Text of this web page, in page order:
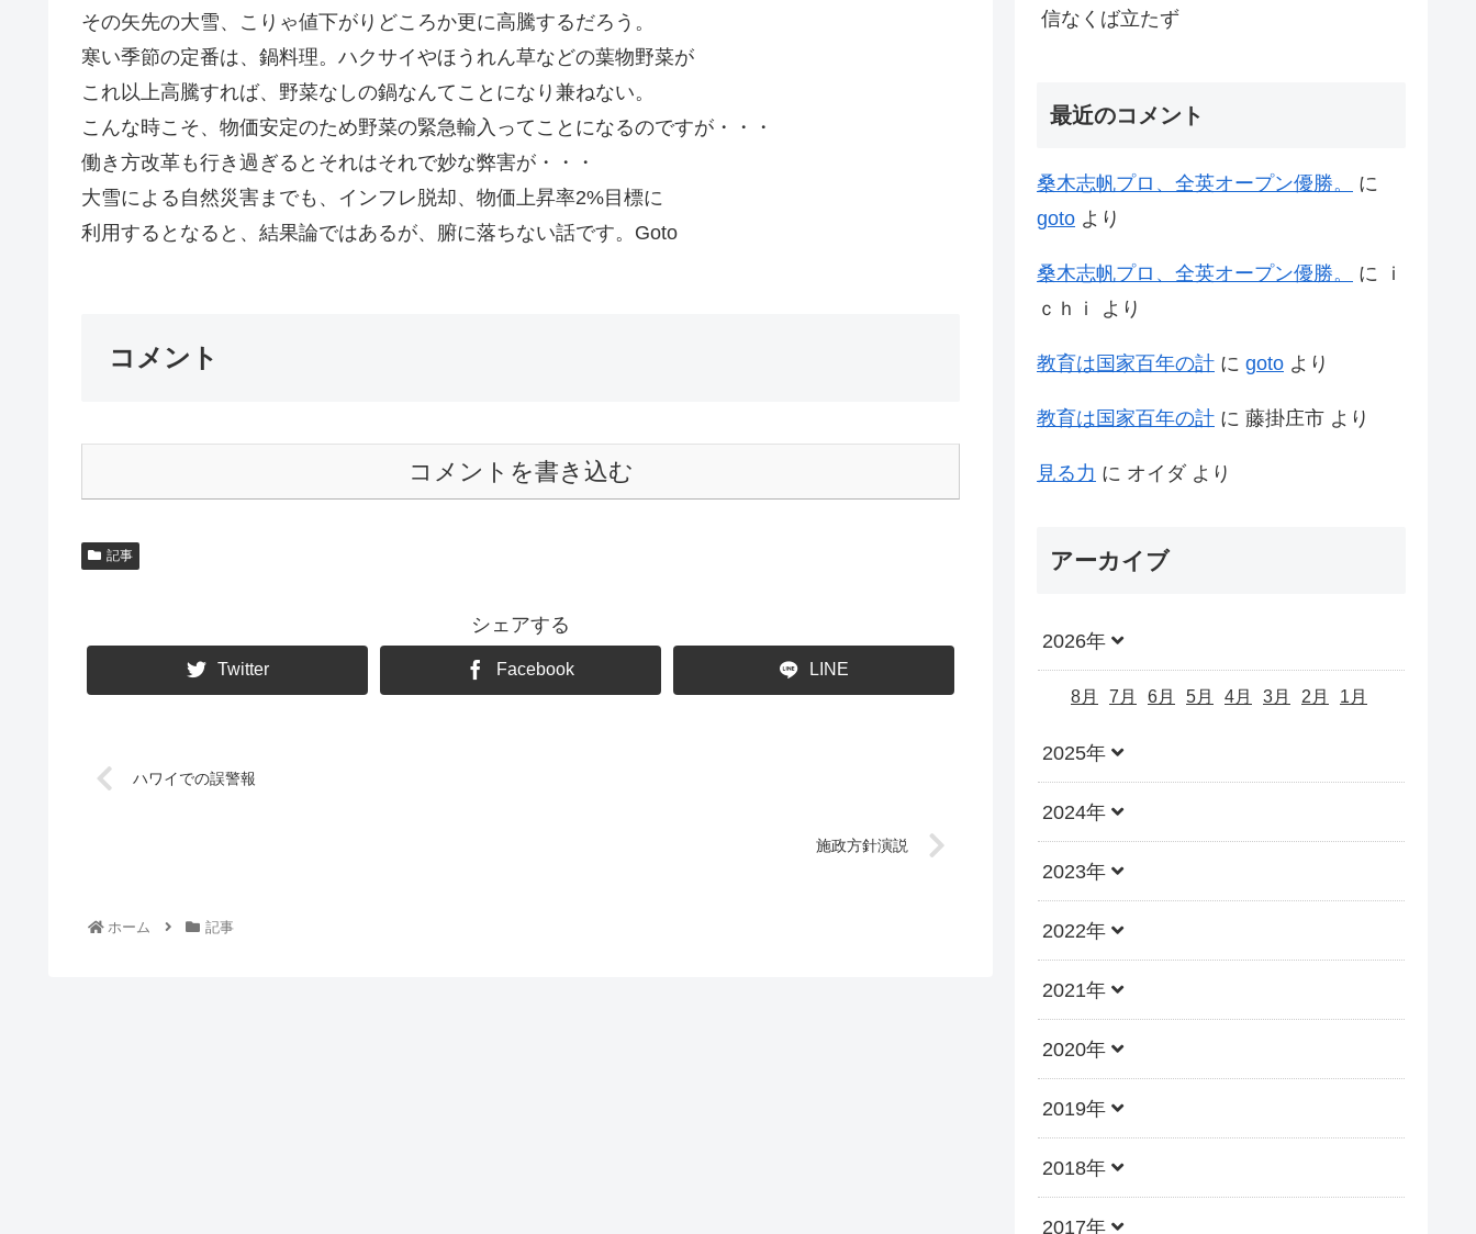
その矢先の大雪、こりゃ値下がりどころか更に高騰するだろう。
寒い季節の定番は、鍋料理。ハクサイやほうれん草などの葉物野菜が
これ以上高騰すれば、野菜なしの鍋なんてことになり兼ねない。
こんな時こそ、物価安定のため野菜の緊急輸入ってことになるのですが・・・
働き方改革も行き過ぎるとそれはそれで妙な弊害が・・・
大雪による自然災害までも、インフレ脱却、物価上昇率2%目標に
利用するとなると、結果論ではあるが、腑に落ちない話です。Goto
コメント
コメントを書き込む
記事
シェアする
Twitter Facebook LINE
ハワイでの誤警報
施政方針演説
ホーム 記事
信なくば立たず
最近のコメント
桑木志帆プロ、全英オープン優勝。
に
goto より
桑木志帆プロ、全英オープン優勝。 に
ｉ
ｃｈｉ
より
教育は国家百年の計 に goto より
教育は国家百年の計 に 藤掛庄市 より
見る力 に オイダ より
アーカイブ
2026年
8月 7月 6月 5月 4月 3月 2月 1月
2025年
2024年
2023年
2022年
2021年
2020年
2019年
2018年
2017年